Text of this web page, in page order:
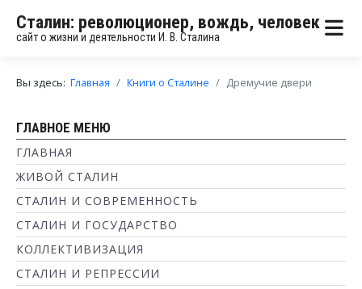
Сталин: революционер, вождь, человек
сайт о жизни и деятельности И. В. Сталина
Вы здесь: Главная Книги о Сталине Дремучие двери
ГЛАВНОЕ МЕНЮ
ГЛАВНАЯ
ЖИВОЙ СТАЛИН
СТАЛИН И СОВРЕМЕННОСТЬ
СТАЛИН И ГОСУДАРСТВО
КОЛЛЕКТИВИЗАЦИЯ
СТАЛИН И РЕПРЕССИИ